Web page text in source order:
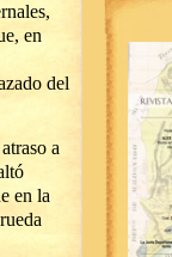
en
a
en la